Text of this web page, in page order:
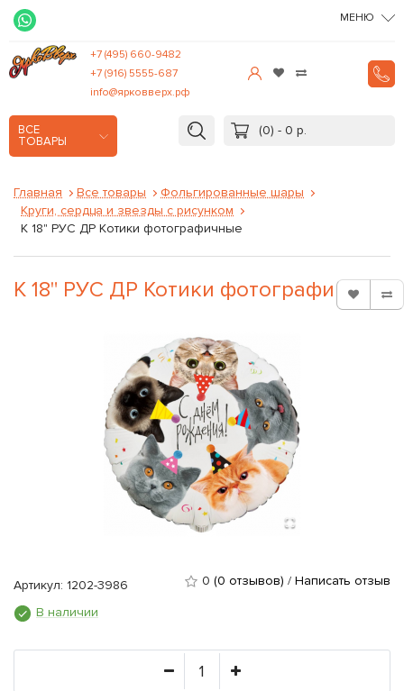
МЕНЮ
+7 (495) 660-9482
+7 (916) 5555-687
info@ярковверх.рф
ВСЕ
ТОВАРЫ
(0) - 0 р.
Главная Все товары
Фольгированные шары
Круги, сердца и звезды с рисунком
К 18" РУС ДР Котики фотографичные
К 18" РУС ДР Котики фотографичные
Артикул: 1202-3986 0 (0 отзывов) / Написать отзыв
В наличии